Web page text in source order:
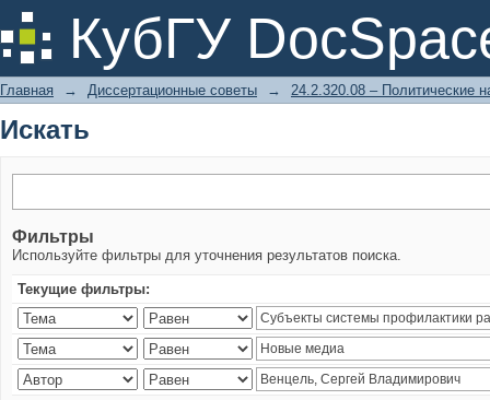
КубГУ
Искать
Главная → Диссертационные советы → 24.2.320.08 – Политические
Искать
Фильтры
Используйте фильтры для уточнения результатов поиска.
Текущие фильтры: